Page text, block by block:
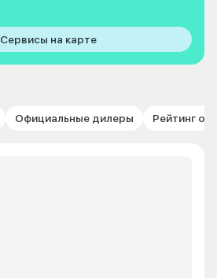
Сервисы на карте
Официальные дилеры Рейтинг